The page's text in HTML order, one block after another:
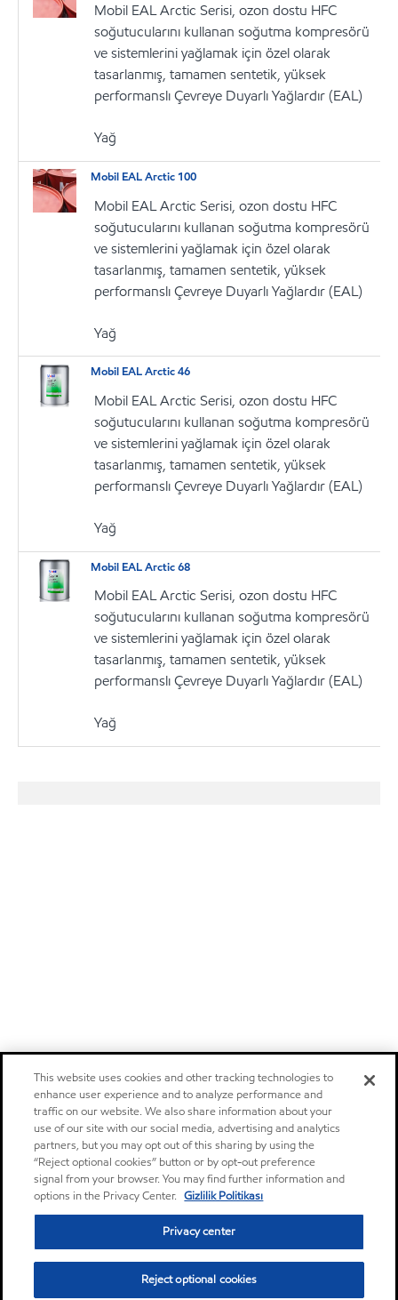
Mobil EAL Arctic Serisi, ozon dostu HFC
soğutucularını kullanan soğutma kompresörü
ve sistemlerini yağlamak için özel olarak
tasarlanmış, tamamen sentetik, yüksek
performanslı Çevreye Duyarlı Yağlardır (EAL)
Yağ
Mobil EAL Arctic 100
Mobil EAL Arctic Serisi, ozon dostu HFC
soğutucularını kullanan soğutma kompresörü
ve sistemlerini yağlamak için özel olarak
tasarlanmış, tamamen sentetik, yüksek
performanslı Çevreye Duyarlı Yağlardır (EAL)
Yağ
Mobil EAL Arctic 46
Mobil EAL Arctic Serisi, ozon dostu HFC
soğutucularını kullanan soğutma kompresörü
ve sistemlerini yağlamak için özel olarak
tasarlanmış, tamamen sentetik, yüksek
performanslı Çevreye Duyarlı Yağlardır (EAL)
Yağ
Mobil EAL Arctic 68
Mobil EAL Arctic Serisi, ozon dostu HFC
soğutucularını kullanan soğutma kompresörü
ve sistemlerini yağlamak için özel olarak
tasarlanmış, tamamen sentetik, yüksek
performanslı Çevreye Duyarlı Yağlardır (EAL)
Yağ
This website uses cookies and other tracking technologies to
enhance user experience and to analyze performance and
traffic on our website. We also share information about your
use of our site with our social media, advertising and analytics
partners, but you may opt out of this sharing by using the
“Reject optional cookies” button or by opt-out preference
signal from your browser. You may find further information and
options in the Privacy Center. Gizlilik Politikası
Privacy center
Reject optional cookies